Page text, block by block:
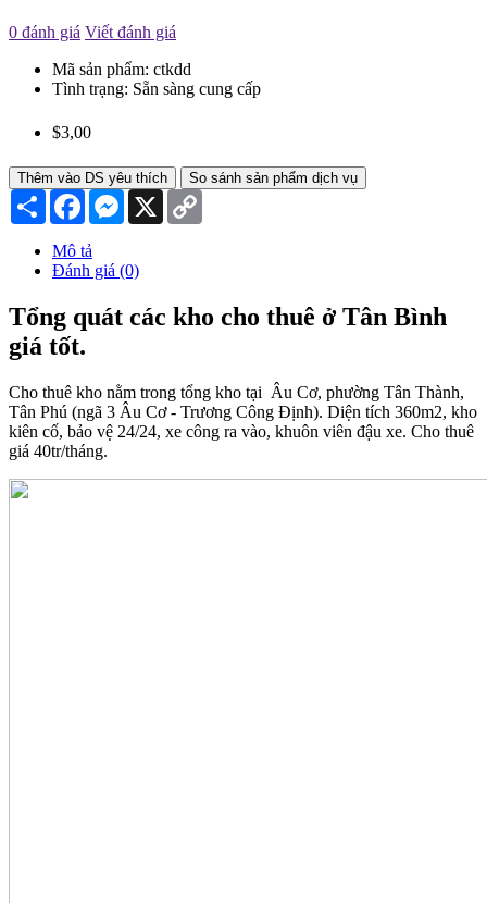
0 đánh giá Viết đánh giá
Mã sản phẩm: ctkdd
Tình trạng: Sẵn sàng cung cấp
$3,00
Thêm vào DS yêu thích So sánh sản phẩm dịch vụ
Chia
sẻ
FacebookMessenger
X
Mô tả
Đánh giá (0)
Tổng quát các kho cho thuê ở Tân Bình
giá tốt.
Cho thuê kho nằm trong tổng kho tại Âu Cơ, phường Tân Thành,
Tân Phú (ngã 3 Âu Cơ - Trương Công Định). Diện tích 360m2, kho
kiên cố, bảo vệ 24/24, xe công ra vào, khuôn viên đậu xe. Cho thuê
giá 40tr/tháng.